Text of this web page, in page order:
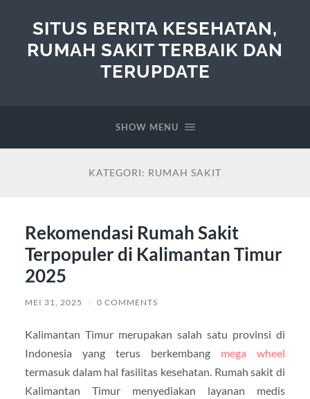
SITUS BERITA KESEHATAN,
RUMAH SAKIT TERBAIK DAN
TERUPDATE
SHOW MENU
KATEGORI: RUMAH SAKIT
Rekomendasi Rumah Sakit
Terpopuler di Kalimantan Timur
2025
MEI 31, 2025 / 0 COMMENTS
Kalimantan Timur merupakan salah satu provinsi di
Indonesia yang terus berkembang mega wheel
termasuk dalam hal fasilitas kesehatan. Rumah sakit di
Kalimantan Timur menyediakan layanan medis